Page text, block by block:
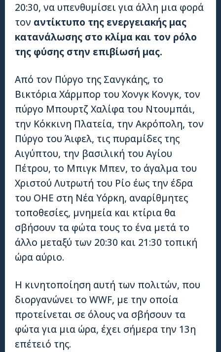
20:30, να υπενθυμίσει για άλλη μια φορά
τον αντίκτυπο της ενεργειακής μας
κατανάλωσης στο κλίμα και τον ρόλο
της φύσης στην επιβίωσή μας.
Από τον Πύργο της Σανγκάης, το
Βικτόρια Χάρμπορ του Χονγκ Κονγκ, τον
πύργο Μπουρτζ Χαλίφα του Ντουμπάι,
την Κόκκινη Πλατεία, την Ακρόπολη, τον
Πύργο του Άιφελ, τις πυραμίδες της
Αιγύπτου, την βασιλική του Αγίου
Πέτρου, το Μπιγκ Μπεν, το άγαλμα του
Χριστού Λυτρωτή του Ρίο έως την έδρα
του ΟΗΕ στη Νέα Υόρκη, αναρίθμητες
τοποθεσίες, μνημεία και κτίρια θα
σβήσουν τα φώτα τους το ένα μετά το
άλλο μεταξύ των 20:30 και 21:30 τοπική
ώρα αύριο.
Η κινητοποίηση αυτή των πολιτών, που
διοργανώνει το WWF, με την οποία
προτείνεται σε όλους να σβήσουν τα
φώτα για μια ώρα, έχει σήμερα την 13η
επέτειό της.